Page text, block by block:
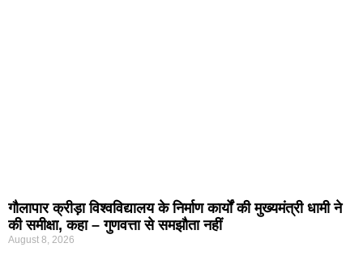
गौलापार क्रीड़ा विश्वविद्यालय के निर्माण कार्यों की मुख्यमंत्री धामी ने
की समीक्षा, कहा – गुणवत्ता से समझौता नहीं
August 8, 2026